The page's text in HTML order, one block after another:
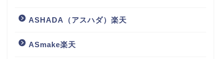
ASHADA（アスハダ）楽天
ASmake楽天